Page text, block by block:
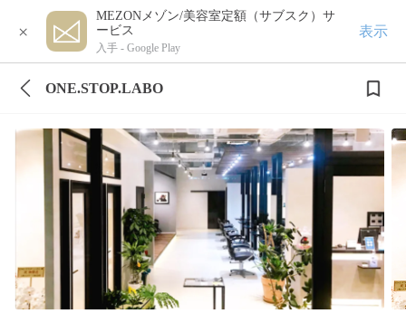
×
MEZONメゾン/美容室定額（サブスク）サ
ービス
入手 - Google Play
表示
ONE.STOP.LABO